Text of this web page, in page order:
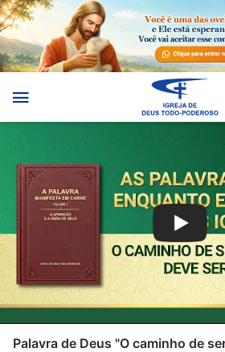
Palavra de Deus "O caminho de